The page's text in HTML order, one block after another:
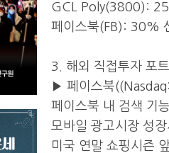
GCL Poly(3800):
페이스북(FB): 30%
3. 해외 직접투자 포
▶ 페이스북
페이스북 내 검색 기
모바일 광고시장 성
미국 연말 쇼핑시즌